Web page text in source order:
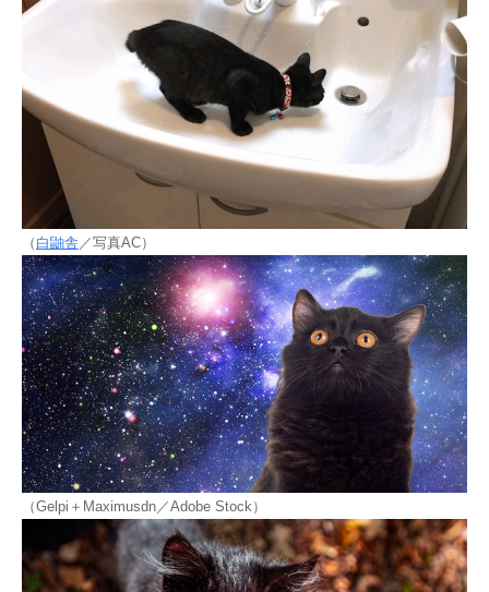
（ 白鼬舎 ／写真AC）
（Gelpi＋Maximusdn／Adobe Stock）